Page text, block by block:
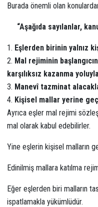
Burada önemli olan
“Aşağıda sayılanlar,
Eşlerden birinin yalnız
Mal rejiminin
karşılıksız kazanma
Manevî tazminat
Kişisel mallar yerine
Ayrıca eşler mal rejimi
mal olarak kabul edebilirler.
Yine eşlerin kişisel malların
Edinilmiş mallara katılma
Eğer eşlerden biri malların
ispatlamakla yükümlüdür.